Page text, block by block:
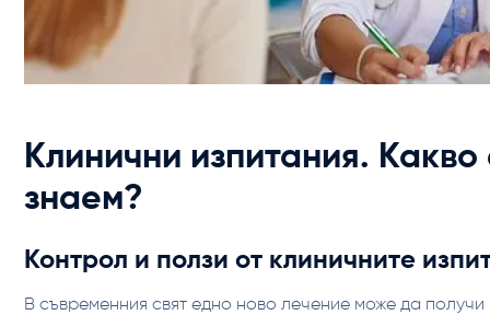
‍Клинични изпитания.
знаем?
Контрол и ползи от клиничните
В съвременния свят едно ново лечение може да